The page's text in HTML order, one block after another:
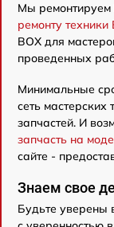
Мы ремонтируем
ремонту техники
BOX для
проведенных
Минимальные
сеть
запчастей. И
запчасть на
сайте -
Знаем свое
Будьте уверены